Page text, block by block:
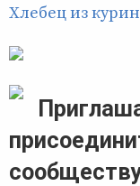
Хлебец из